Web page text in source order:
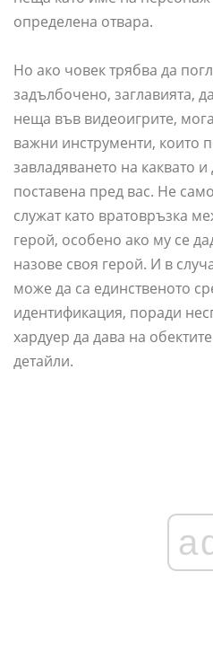
определена отвара.
Но ако човек трябва да
задълбочено, заглавията,
неща във видеоигрите,
важни инструменти, които
завладяването на каквато и
поставена пред вас. Не
служат като вратовръзка
герой, особено ако му се
назове своя герой. И в
може да са единственото
идентификация, поради
хардуер да дава на
детайли.